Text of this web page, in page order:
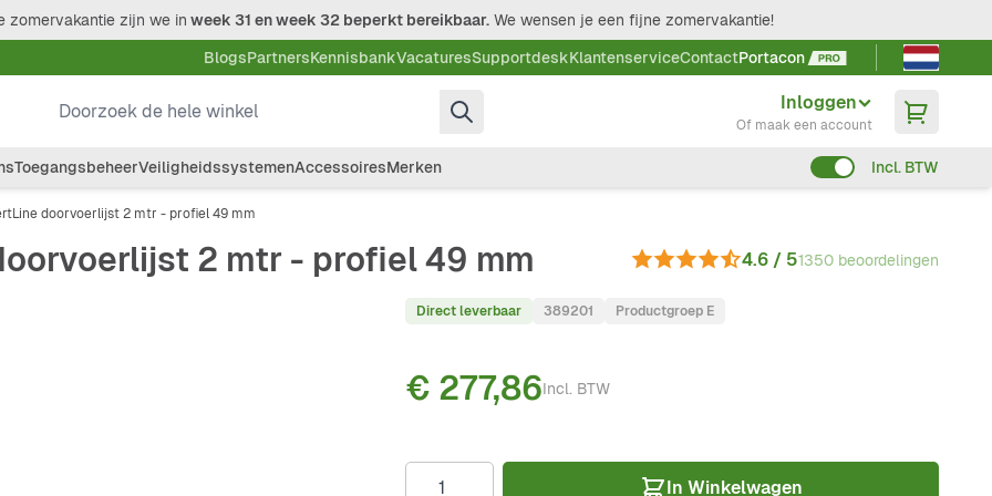
zomervakantie zijn we in week 31 en week 32 beperkt bereikbaar. We wensen je een fijne zomervakantie!
BlogsPartnersKennisbankVacaturesSupportdeskKlantenserviceContactPortacon
Taal kiezen
Doorzoek de hele winkel
Inloggen
Of maak een account
ToegangsbeheerVeiligheidssystemenAccessoiresMerken Incl. BTW
doorvoerlijst 2 mtr - profiel 49 mm
2 mtr - profiel 49 mm 4.6 / 51350 beoordelingen
Direct leverbaar 389201 Productgroep E
Incl. BTW
€ 277,86
In Winkelwagen